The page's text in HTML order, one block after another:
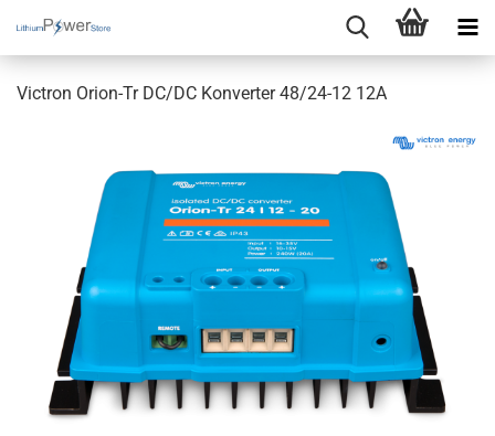
Victron Orion-Tr DC/DC Konverter 48/24-12 12A